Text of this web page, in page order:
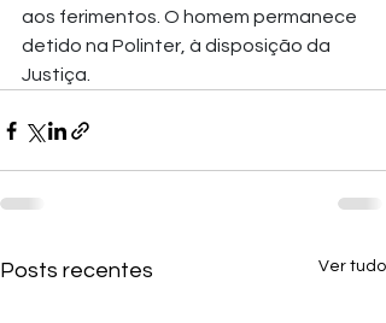
aos ferimentos. O homem permanece
detido na Polinter, à disposição da
Justiça.
Posts recentes Ver tudo